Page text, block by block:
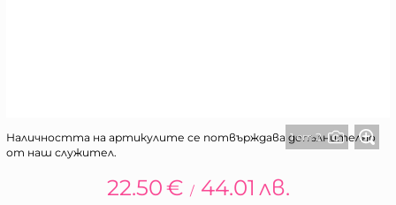
1 от 2
Наличността на артикулите се потвърждава допълнително
от наш служител.
22.50€ / 44.01 лв.